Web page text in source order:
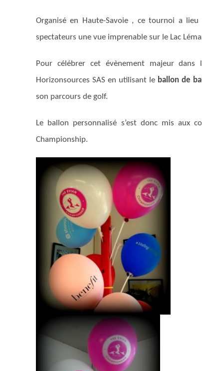
Organisé en Haute-Savoie , ce tournoi a
spectateurs une vue imprenable sur le Lac
Pour célébrer cet évènement majeur
Horizonsources SAS en utilisant le ballon de
son parcours de golf.
Le ballon personnalisé s’est donc mis aux
Championship.